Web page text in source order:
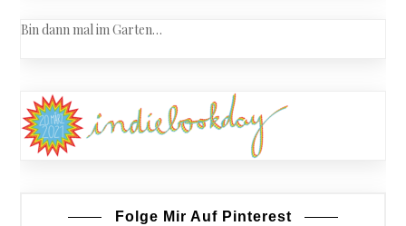
Bin dann mal im Garten…
Folge Mir Auf Pinterest